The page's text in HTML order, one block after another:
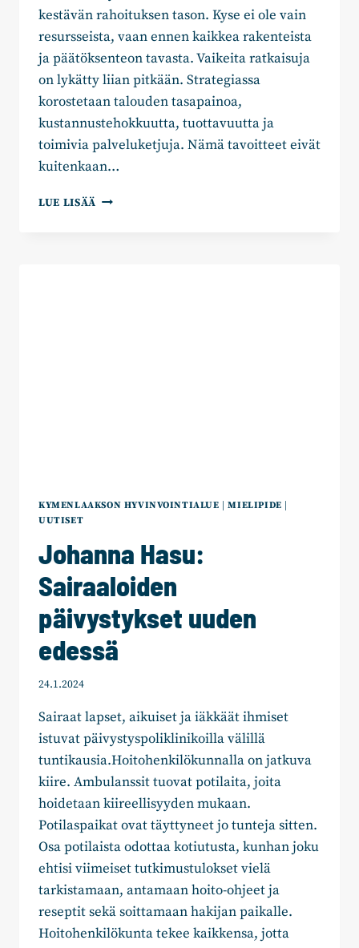
kestävän rahoituksen tason. Kyse ei ole vain
resursseista, vaan ennen kaikkea rakenteista
ja päätöksenteon tavasta. Vaikeita ratkaisuja
on lykätty liian pitkään. Strategiassa
korostetaan talouden tasapainoa,
kustannustehokkuutta, tuottavuutta ja
toimivia palveluketjuja. Nämä tavoitteet eivät
kuitenkaan…
LUE LISÄÄ JOHANNA
KYMENLAAKSON HYVINVOINTIALUE |MIELIPIDE
UUTISET
Johanna Hasu:
Sairaaloiden
päivystykset uuden
edessä
24.1.2024
Sairaat lapset, aikuiset ja iäkkäät ihmiset
istuvat päivystyspoliklinikoilla välillä
tuntikausia.Hoitohenkilökunnalla on jatkuva
kiire. Ambulanssit tuovat potilaita, joita
hoidetaan kiireellisyyden mukaan.
Potilaspaikat ovat täyttyneet jo tunteja sitten.
Osa potilaista odottaa kotiutusta, kunhan joku
ehtisi viimeiset tutkimustulokset vielä
tarkistamaan, antamaan hoito-ohjeet ja
reseptit sekä soittamaan hakijan paikalle.
Hoitohenkilökunta tekee kaikkensa, jotta